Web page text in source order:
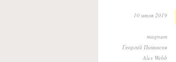
10 июля 2019
magnum
Георгий Пинхасов
Alex Webb